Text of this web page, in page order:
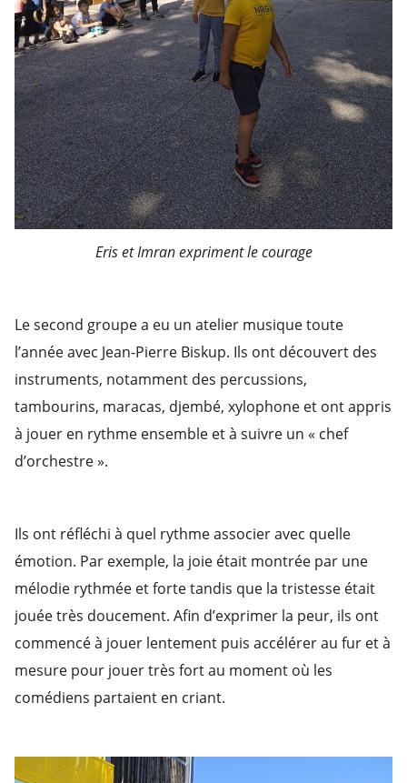
Eris et Imran expriment le courage
Le second groupe a eu un atelier musique toute
l’année avec Jean-Pierre Biskup. Ils ont découvert des
instruments, notamment des percussions,
tambourins, maracas, djembé, xylophone et ont appris
à jouer en rythme ensemble et à suivre un « chef
d’orchestre ».
Ils ont réfléchi à quel rythme associer avec quelle
émotion. Par exemple, la joie était montrée par une
mélodie rythmée et forte tandis que la tristesse était
jouée très doucement. Afin d’exprimer la peur, ils ont
commencé à jouer lentement puis accélérer au fur et à
mesure pour jouer très fort au moment où les
comédiens partaient en criant.